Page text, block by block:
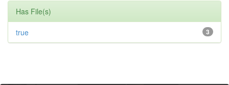
Has File(s)
3
true